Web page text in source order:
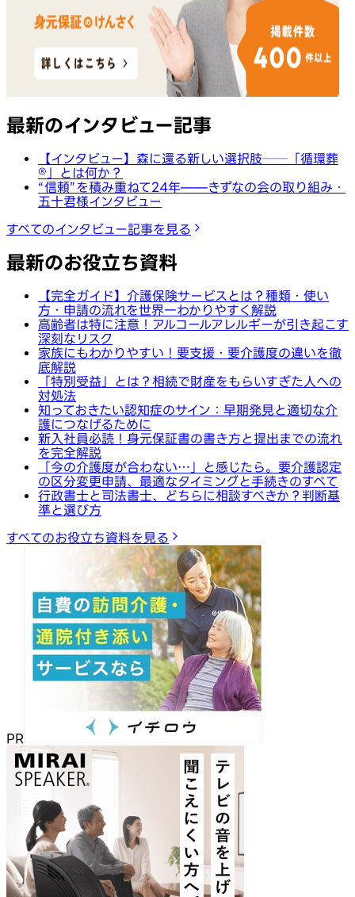
最新のインタビュー記事
【インタビュー】森に還る新しい選択肢──「循環葬
®︎」とは何か？
“信頼”を積み重ねて24年——きずなの会の取り組み・
五十君様インタビュー
すべてのインタビュー記事を見る
最新のお役立ち資料
【完全ガイド】介護保険サービスとは？種類・使い
方・申請の流れを世界一わかりやすく解説
高齢者は特に注意！アルコールアレルギーが引き起こす
深刻なリスク
家族にもわかりやすい！要支援・要介護度の違いを徹
底解説
「特別受益」とは？相続で財産をもらいすぎた人への
対処法
知っておきたい認知症のサイン：早期発見と適切な介
護につなげるために
新入社員必読！身元保証書の書き方と提出までの流れ
を完全解説
「今の介護度が合わない…」と感じたら。要介護認定
の区分変更申請、最適なタイミングと手続きのすべて
行政書士と司法書士、どちらに相談すべきか？判断基
準と選び方
すべてのお役立ち資料を見る
PR